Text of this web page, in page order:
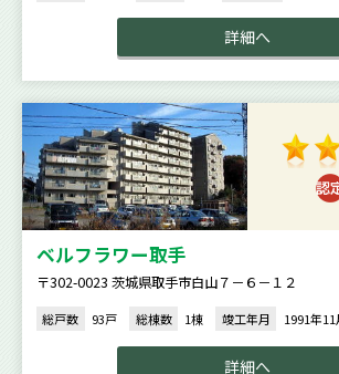
詳細へ
ベルフラワー取手
〒302-0023 茨城県取手市白山７－６－１２
総戸数 93戸 総棟数 1棟 竣工年月 1991年
詳細へ